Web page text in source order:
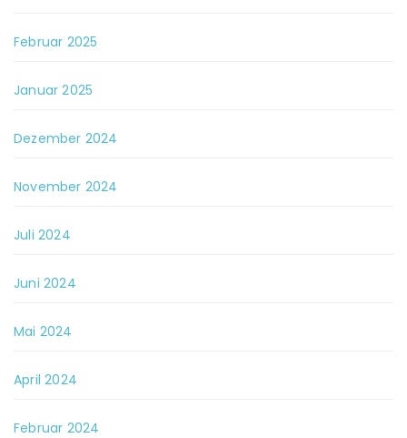
Februar 2025
Januar 2025
Dezember 2024
November 2024
Juli 2024
Juni 2024
Mai 2024
April 2024
Februar 2024